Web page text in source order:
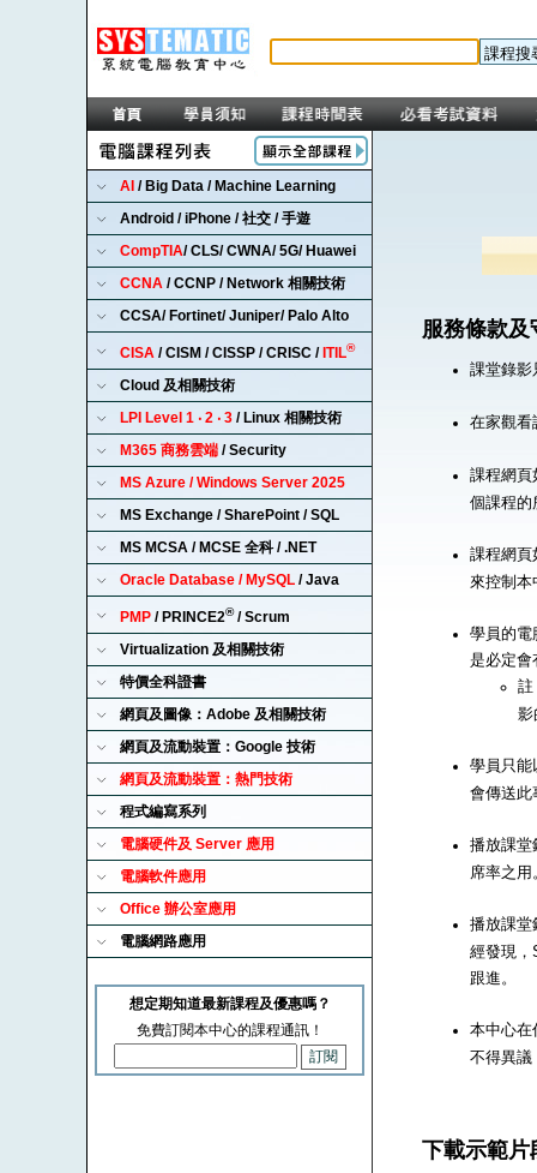
AI / Big Data / Machine Learning
Android / iPhone / 社交 / 手遊
CompTIA/ CLS/ CWNA/ 5G/ Huawei
CCNA / CCNP / Network 相關技術
CCSA/ Fortinet/ Juniper/ Palo Alto
CISA / CISM / CISSP / CRISC / ITIL®
Cloud 及相關技術
LPI Level 1 ‧ 2 ‧ 3 / Linux 相關技術
M365 商務雲端 / Security
MS Azure / Windows Server 2025
MS Exchange / SharePoint / SQL
MS MCSA / MCSE 全科 / .NET
Oracle Database / MySQL / Java
PMP / PRINCE2®/ Scrum
Virtualization 及相關技術
特價全科證書
網頁及圖像：Adobe 及相關技術
網頁及流動裝置：Google 技術
網頁及流動裝置：熱門技術
程式編寫系列
電腦硬件及 Server 應用
電腦軟件應用
Office 辦公室應用
電腦網路應用
想定期知道最新課程及優惠嗎？
免費訂閱本中心的課程通訊！
服務條款及
課堂錄影
在家觀看
課程網頁
個課程的
課程網頁
來控制本
學員的電
是必定會
註
影
學員只能
會傳送此
播放課堂
席率之用
播放課堂
經發現，
跟進。
本中心在
不得異議
下載示範片